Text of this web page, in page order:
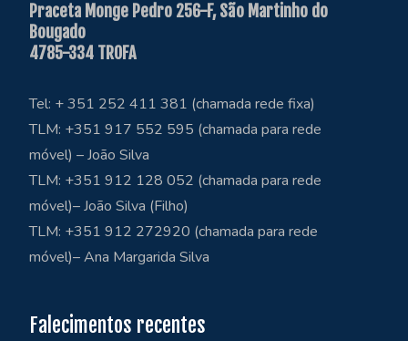
Praceta Monge Pedro 256-F, São Martinho do
Bougado
4785-334 TROFA
Tel: + 351 252 411 381 (chamada rede fixa)
TLM: +351 917 552 595 (chamada para rede
móvel) – João Silva
TLM: +351 912 128 052 (chamada para rede
móvel)– João Silva (Filho)
TLM: +351 912 272920 (chamada para rede
móvel)– Ana Margarida Silva
Falecimentos recentes